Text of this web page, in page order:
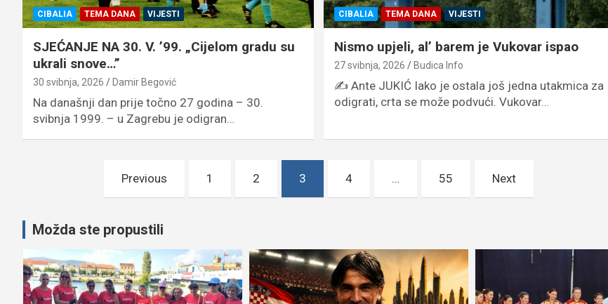
CIBALIA TEMA DANA VIJESTI
SJEĆANJE NA 30. V. ’99. „Cijelom gradu su
ukrali snove…”
30 svibnja, 2026 Damir Begović
Na današnji dan prije točno 27 godina – 30.
svibnja 1999. – u Zagrebu je odigran…
CIBALIA TEMA DANA VIJESTI
Nismo upjeli, al’ barem je Vukovar ispao
27 svibnja, 2026 Budica Info
✍️ Ante JUKIĆ Iako je ostala još jedna utakmica za
odigrati, crta se može podvući. Vukovar…
objava
Previous 1 2 3 4 … 55 Next
Možda ste propustili